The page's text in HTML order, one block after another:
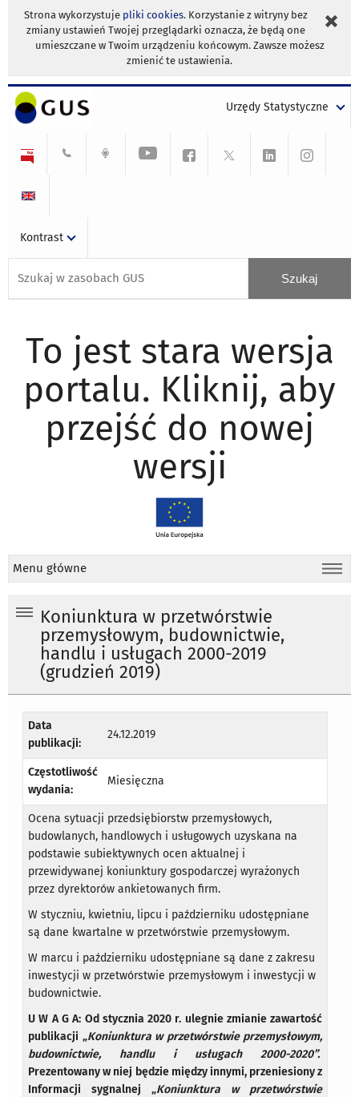
Strona wykorzystuje pliki cookies. Korzystanie z witryny bez
zmiany ustawień Twojej przeglądarki oznacza, że będą one
umieszczane w Twoim urządzeniu końcowym. Zawsze możesz
zmienić te ustawienia.
Urzędy Statystyczne
Kontrast
To jest stara wersja
portalu. Kliknij, aby
przejść do nowej
wersji
Menu główne
Koniunktura w przetwórstwie
przemysłowym, budownictwie,
handlu i usługach 2000-2019
(grudzień 2019)
Data
publikacji:
24.12.2019
Częstotliwość
wydania:
Miesięczna
Ocena sytuacji przedsiębiorstw przemysłowych,
budowlanych, handlowych i usługowych uzyskana na
podstawie subiektywnych ocen aktualnej i
przewidywanej koniunktury gospodarczej wyrażonych
przez dyrektorów ankietowanych firm.
W styczniu, kwietniu, lipcu i październiku udostępniane
są dane kwartalne w przetwórstwie przemysłowym.
W marcu i październiku udostępniane są dane z zakresu
inwestycji w przetwórstwie przemysłowym i inwestycji w
budownictwie.
U W A G A: Od stycznia 2020 r. ulegnie zmianie zawartość
publikacji „Koniunktura w przetwórstwie przemysłowym,
budownictwie, handlu i usługach 2000-2020”.
Prezentowany w niej będzie między innymi, przeniesiony z
Informacji sygnalnej „Koniunktura w przetwórstwie